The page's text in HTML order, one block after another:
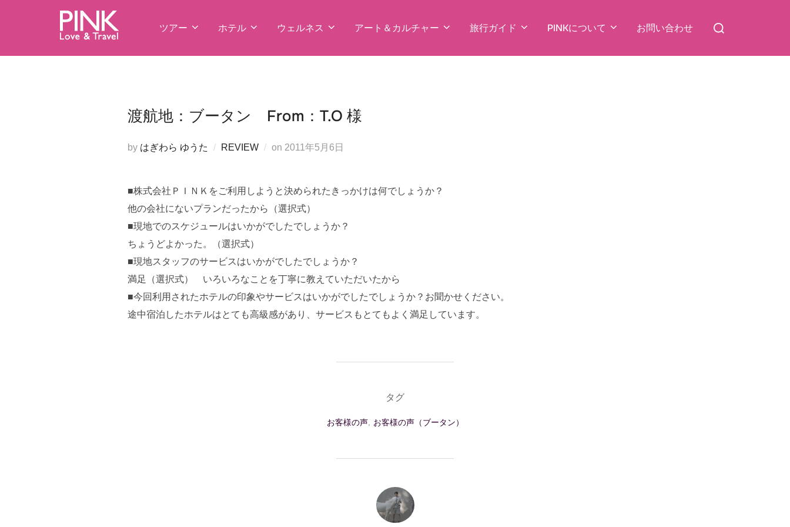
ン
ツアー ホテル ウェルネス アート＆カルチャー 旅行ガイド PINKについて お問い合わせ
対
渡航地：ブータン From：T.O 様
by はぎわら ゆうた REVIEW on 投
2011年5月6日
■株式会社ＰＩＮＫをご利用しようと決められたきっかけは何でしょうか？
他の会社にないプランだったから（選択式）
■現地でのスケジュールはいかがでしたでしょうか？
ちょうどよかった。（選択式）
■現地スタッフのサービスはいかがでしたでしょうか？
満足（選択式） いろいろなことを丁寧に教えていただいたから
■今回利用されたホテルの印象やサービスはいかがでしたでしょうか？お聞かせください。
途中宿泊したホテルはとても高級感があり、サービスもとてもよく満足しています。
タグ
お客様の声, お客様の声（ブータン）
投稿者